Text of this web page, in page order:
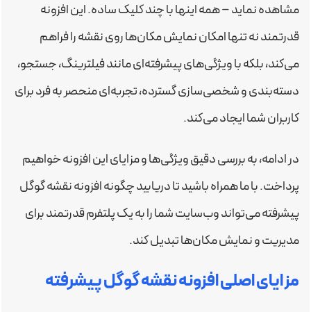
مشاهده نماید – همه اینها با چند کلیک ساده. این افزونه
قدرتمند نه تنها امکان نمایش مکان‌ها روی نقشه را فراهم
می‌کند، بلکه با ویژگی‌های پیشرفته‌ای مانند فیلترینگ، جستجو،
دسته‌بندی و شخصی‌سازی گسترده، تجربه‌ای منحصر به فرد برای
کاربران شما ایجاد می‌کند.
در ادامه، به بررسی دقیق ویژگی‌ها و مزایای این افزونه خواهیم
پرداخت. با ما همراه باشید تا دریابید چگونه افزونه نقشه گوگل
پیشرفته می‌تواند وب‌سایت شما را به یک پلتفرم قدرتمند برای
مدیریت و نمایش مکان‌ها تبدیل کند.
مزایای اصلی افزونه نقشه گوگل پیشرفته